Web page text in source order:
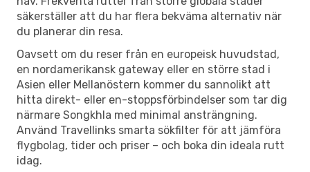
säkerställer att du har flera bekväma alternativ när
du planerar din resa.
Oavsett om du reser från en europeisk huvudstad,
en nordamerikansk gateway eller en större stad i
Asien eller Mellanöstern kommer du sannolikt att
hitta direkt- eller en-stoppsförbindelser som tar dig
närmare Songkhla med minimal ansträngning.
Använd Travellinks smarta sökfilter för att jämföra
flygbolag, tider och priser – och boka din ideala rutt
idag.